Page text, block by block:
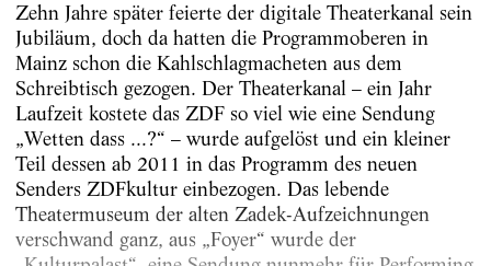
Zehn Jahre später feierte der digitale Theaterkanal sein
Jubiläum, doch da hatten die Programmoberen in
Mainz schon die Kahlschlagmacheten aus dem
Schreibtisch gezogen. Der Theaterkanal – ein Jahr
Laufzeit kostete das ZDF so viel wie eine Sendung
„Wetten dass ...?“ – wurde aufgelöst und ein kleiner
Teil dessen ab 2011 in das Programm des neuen
Senders ZDFkultur einbezogen. Das lebende
Theatermuseum der alten Zadek-Aufzeichnungen
verschwand ganz, aus „Foyer“ wurde der